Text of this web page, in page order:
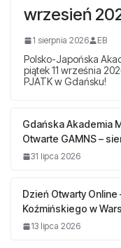
wrzesień
1 sierpnia 2026 EB
Polsko-Japońska
piątek 11 września
PJATK w Gdańsku!
Gdańska Akademia
Otwarte GAMNS –
31 lipca 2026
Dzień Otwarty
Koźmińskiego w
13 lipca 2026